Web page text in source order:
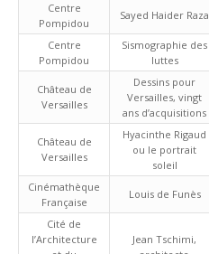
Centre
Pompidou
Sayed Haider Raza
Centre
Pompidou
Sismographie des
luttes
Château de
Versailles
Dessins pour
Versailles, vingt
ans d’acquisitions
Château de
Versailles
Hyacinthe Rigaud
ou le portrait
soleil
Cinémathèque
Française
Louis de Funès
Cité de
l’Architecture
Jean Tschimi,